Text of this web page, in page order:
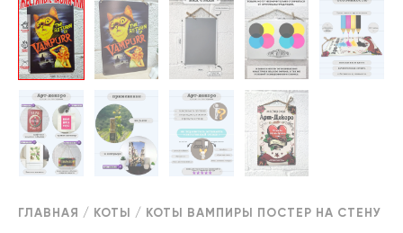
ГЛАВНАЯ / КОТЫ / КОТЫ ВАМПИРЫ ПОСТЕР НА СТЕНУ